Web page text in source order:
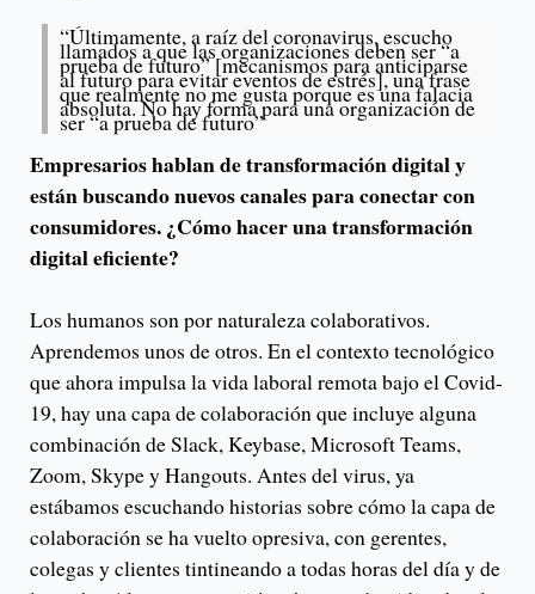
“Últimamente, a raíz del coronavirus, escucho
llamados a que las organizaciones deben ser “a
prueba de futuro” [mecanismos para anticiparse
al futuro para evitar eventos de estrés], una frase
que realmente no me gusta porque es una falacia
absoluta. No hay forma para una organización de
ser “a prueba de futuro”
Empresarios hablan de transformación digital y
están buscando nuevos canales para conectar con
consumidores. ¿Cómo hacer una transformación
digital eficiente?
Los humanos son por naturaleza colaborativos.
Aprendemos unos de otros. En el contexto tecnológico
que ahora impulsa la vida laboral remota bajo el Covid-
19, hay una capa de colaboración que incluye alguna
combinación de Slack, Keybase, Microsoft Teams,
Zoom, Skype y Hangouts. Antes del virus, ya
estábamos escuchando historias sobre cómo la capa de
colaboración se ha vuelto opresiva, con gerentes,
colegas y clientes tintineando a todas horas del día y de